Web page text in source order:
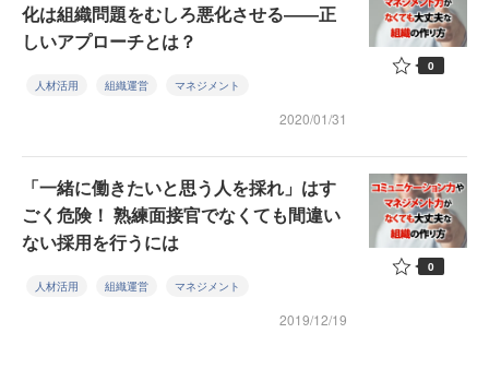
化は組織問題をむしろ悪化させる――正
しいアプローチとは？
人材活用 組織運営 マネジメント
2020/01/31
0
「一緒に働きたいと思う人を採れ」はす
ごく危険！ 熟練面接官でなくても間違い
ない採用を行うには
人材活用 組織運営 マネジメント
2019/12/19
0